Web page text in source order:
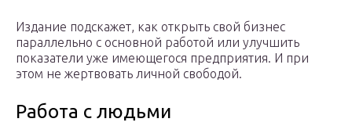
Издание подскажет, как открыть свой бизнес
параллельно с основной работой или улучшить
показатели уже имеющегося предприятия. И при
этом не жертвовать личной свободой.
Работа с людьми